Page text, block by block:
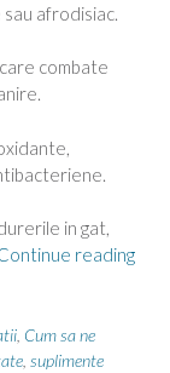
afrodisiac.
combate
in gat,
reading
Cum sa ne
suplimente